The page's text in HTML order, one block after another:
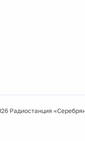
Радиостанция